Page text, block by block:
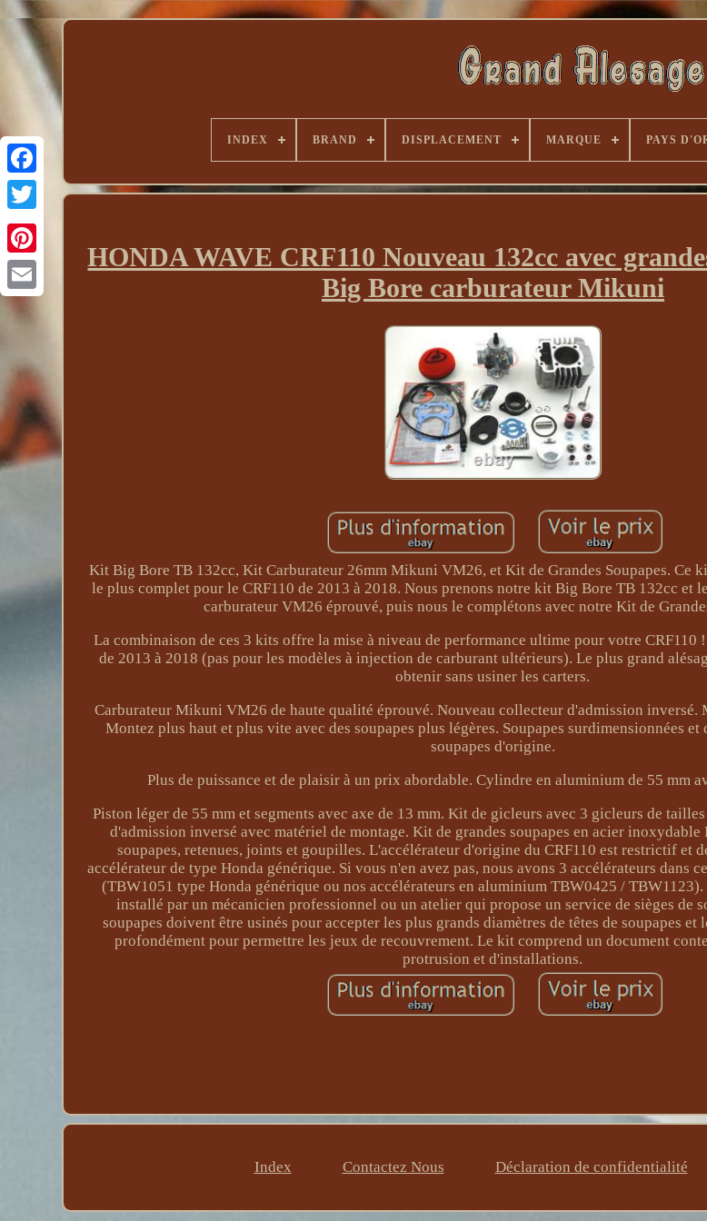
INDEX BRAND DISPLACEMENT MARQUE PAYS
HONDA WAVE CRF110 Nouveau 132cc avec
Big Bore carburateur Mikuni
Kit Big Bore TB 132cc, Kit Carburateur 26mm Mikuni VM26, et Kit de Grandes Soupapes. Ce
le plus complet pour le CRF110 de 2013 à 2018. Nous prenons notre kit Big Bore TB 132cc et
carburateur VM26 éprouvé, puis nous le complétons avec notre Kit de
La combinaison de ces 3 kits offre la mise à niveau de performance ultime pour votre CRF110
de 2013 à 2018 (pas pour les modèles à injection de carburant ultérieurs). Le plus grand
obtenir sans usiner les carters.
Carburateur Mikuni VM26 de haute qualité éprouvé. Nouveau collecteur d'admission inversé.
Montez plus haut et plus vite avec des soupapes plus légères. Soupapes surdimensionnées
soupapes d'origine.
Plus de puissance et de plaisir à un prix abordable. Cylindre en aluminium de 55 mm
Piston léger de 55 mm et segments avec axe de 13 mm. Kit de gicleurs avec 3 gicleurs de
d'admission inversé avec matériel de montage. Kit de grandes soupapes en acier inoxydable
soupapes, retenues, joints et goupilles. L'accélérateur d'origine du CRF110 est restrictif et
accélérateur de type Honda générique. Si vous n'en avez pas, nous avons 3 accélérateurs dans
(TBW1051 type Honda générique ou nos accélérateurs en aluminium TBW0425 /
installé par un mécanicien professionnel ou un atelier qui propose un service de sièges de
soupapes doivent être usinés pour accepter les plus grands diamètres de têtes de soupapes et
profondément pour permettre les jeux de recouvrement. Le kit comprend un document
protrusion et d'installations.
Index Contactez Nous Déclaration de confidentialité